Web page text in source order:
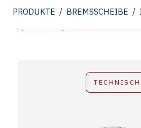
PRODUKTE / BREMSSCHEIBE /